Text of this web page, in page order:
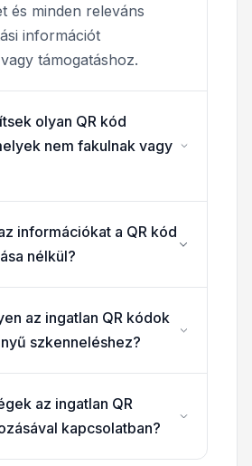
és minden releváns
információt
támogatáshoz.
olyan QR kód
nem fakulnak vagy
információkat a QR kód
nélkül?
az ingatlan QR kódok
szkenneléshez?
az ingatlan QR
kapcsolatban?